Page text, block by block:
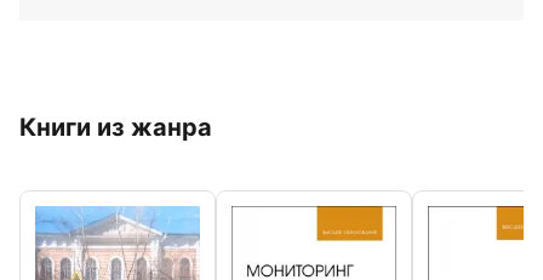
Книги из жанра